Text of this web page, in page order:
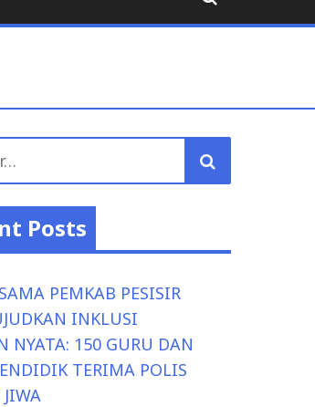
Posts
PEMKAB PESISIR
INKLUSI
NYATA: 150 GURU DAN
TERIMA POLIS